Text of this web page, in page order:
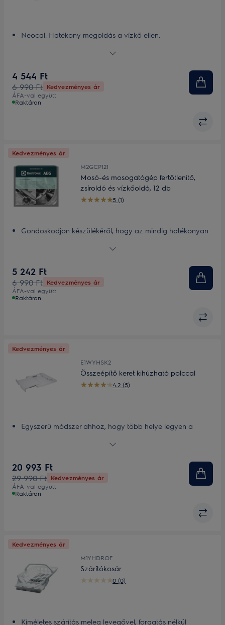
Neocal. Hatékony megoldás a vízkő ellen.
4 544 Ft
6 990 Ft Kedvezményes ár
ÁFA-val együtt
Raktáron
Kedvezményes ár
M2GCP121
5 (1)
Mosó-és mosogatógép fertőtlenítő,
zsíroldó és vízkőoldó, 12 db
Gondoskodjon készülékéről, hogy az mindig hatékonyan
A Super Care vízkőoldó megszünteti a szagokat és
5 242 Ft
6 990 Ft Kedvezményes ár
ÁFA-val együtt
Raktáron
Kedvezményes ár
E1WYHSK2
4.2 (5)
Összeépítő keret kihúzható polccal
Egyszerű módszer ahhoz, hogy több helye legyen a
Átgondolt tervezésű összeépítő készlet csúsztatható
Összeépítő készlet az Electrolux elöltöltős mosó- és
szárítógépekhez
20 993 Ft
29 990 Ft Kedvezményes ár
ÁFA-val együtt
Raktáron
Kedvezményes ár
M1YHDROF
0 (0)
Szárítókosár
Kíméletes szárítás meleg levegővel, forgatás nélkül